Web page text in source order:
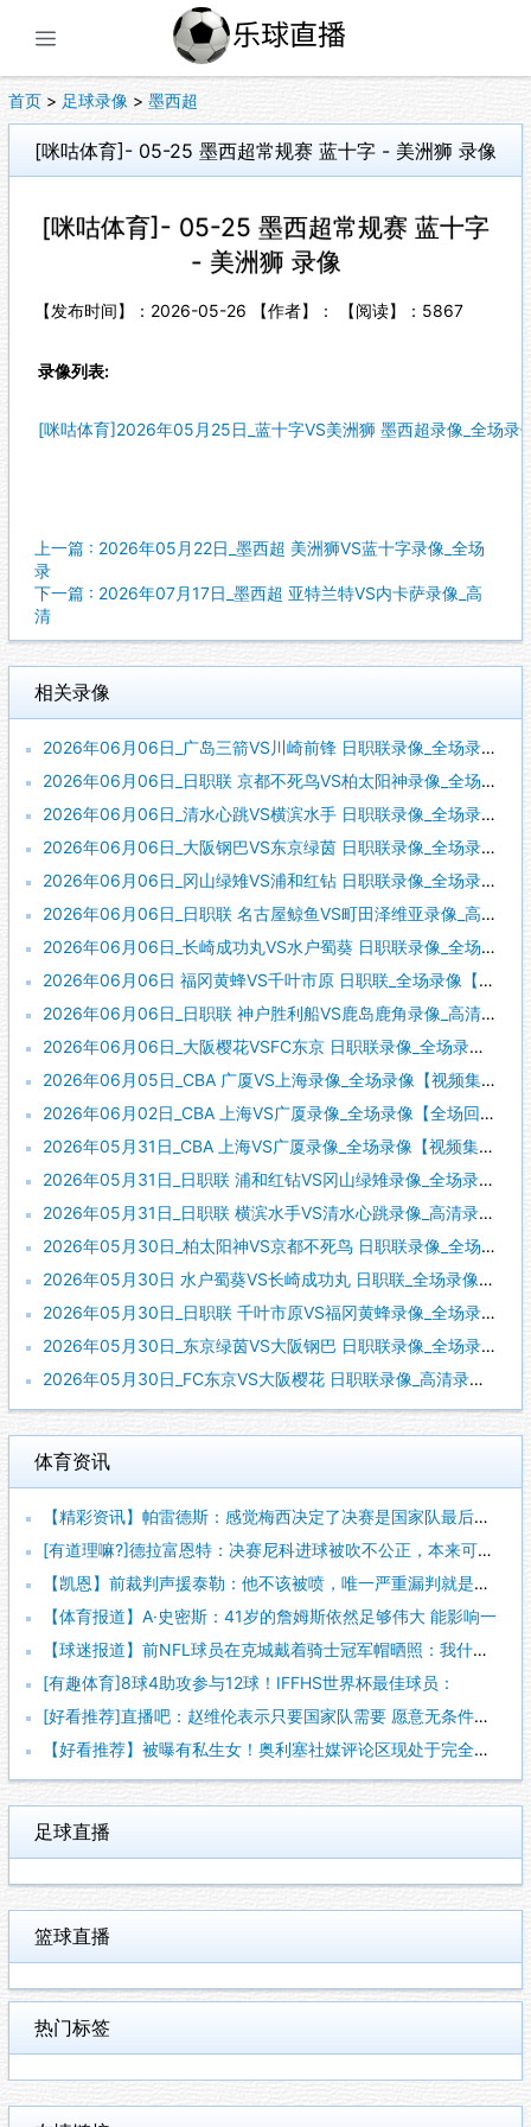
首页 > 足球录像 > 墨西超
[咪咕体育]- 05-25 墨西超常规赛 蓝十字 - 美洲狮 录像
[咪咕体育]- 05-25 墨西超常规赛 蓝十字
- 美洲狮 录像
【发布时间】：2026-05-26 【作者】： 【阅读】： 5867
录像列表:
[咪咕体育]2026年05月25日_蓝十字VS美洲狮 墨西超录像_全场录
上一篇 : 2026年05月22日_墨西超 美洲狮VS蓝十字录像_全场
录
下一篇 : 2026年07月17日_墨西超 亚特兰特VS内卡萨录像_高
清
相关录像
2026年06月06日_广岛三箭VS川崎前锋 日职联录像_全场录像【视频集锦】
2026年06月06日_日职联 京都不死鸟VS柏太阳神录像_全场录像【全场回放】
2026年06月06日_清水心跳VS横滨水手 日职联录像_全场录像【视频集锦】
2026年06月06日_大阪钢巴VS东京绿茵 日职联录像_全场录像【全场回放】
2026年06月06日_冈山绿雉VS浦和红钻 日职联录像_全场录像【高清回放】
2026年06月06日_日职联 名古屋鲸鱼VS町田泽维亚录像_高清录像【全场回放】
2026年06月06日_长崎成功丸VS水户蜀葵 日职联录像_全场录像【全场回放】
2026年06月06日 福冈黄蜂VS千叶市原 日职联_全场录像【视频集锦】
2026年06月06日_日职联 神户胜利船VS鹿岛鹿角录像_高清录像【全场回放】
2026年06月06日_大阪樱花VSFC东京 日职联录像_全场录像【全场回放】
2026年06月05日_CBA 广厦VS上海录像_全场录像【视频集锦】
2026年06月02日_CBA 上海VS广厦录像_全场录像【全场回放】
2026年05月31日_CBA 上海VS广厦录像_全场录像【视频集锦】
2026年05月31日_日职联 浦和红钻VS冈山绿雉录像_全场录像【全场回放】
2026年05月31日_日职联 横滨水手VS清水心跳录像_高清录像【全场回放】
2026年05月30日_柏太阳神VS京都不死鸟 日职联录像_全场录像【视频集锦】
2026年05月30日 水户蜀葵VS长崎成功丸 日职联_全场录像【视频集锦】
2026年05月30日_日职联 千叶市原VS福冈黄蜂录像_全场录像【全场回放】
2026年05月30日_东京绿茵VS大阪钢巴 日职联录像_全场录像【高清回放】
2026年05月30日_FC东京VS大阪樱花 日职联录像_高清录像【全场回放】
体育资讯
【精彩资讯】帕雷德斯：感觉梅西决定了决赛是国家队最后一战，我
[有道理嘛?]德拉富恩特：决赛尼科进球被吹不公正，本来可以有
【凯恩】前裁判声援泰勒：他不该被喷，唯一严重漏判就是罗梅罗拉
【体育报道】A·史密斯：41岁的詹姆斯依然足够伟大 能影响一
【球迷报道】前NFL球员在克城戴着骑士冠军帽晒照：我什么都不
[有趣体育]8球4助攻参与12球！IFFHS世界杯最佳球员：
[好看推荐]直播吧：赵维伦表示只要国家队需要 愿意无条件响应
【好看推荐】被曝有私生女！奥利塞社媒评论区现处于完全关闭状态
足球直播
篮球直播
热门标签